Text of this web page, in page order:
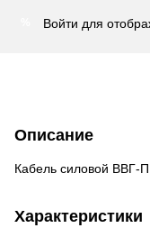
Войти для
Описание
Кабель силовой ВВГ-П
Характеристики